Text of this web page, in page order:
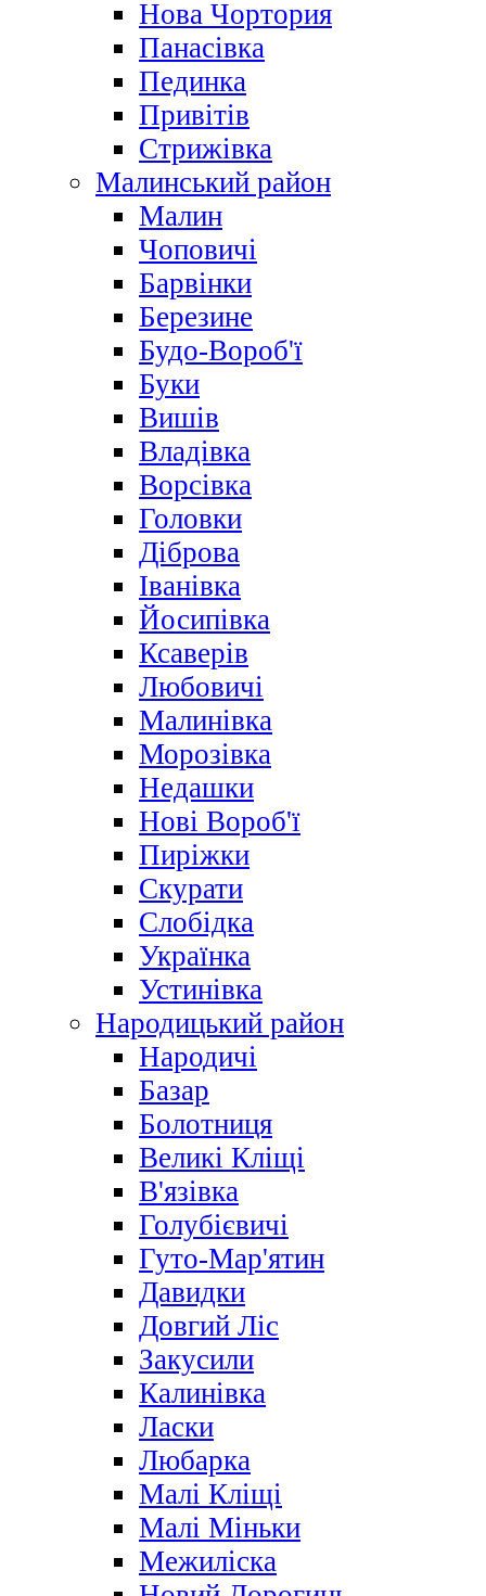
Нова Чортория
Панасівка
Пединка
Привітів
Стрижівка
Малинський район
Малин
Чоповичі
Барвінки
Березине
Будо-Вороб'ї
Буки
Вишів
Владівка
Ворсівка
Головки
Діброва
Іванівка
Йосипівка
Ксаверів
Любовичі
Малинівка
Морозівка
Недашки
Нові Вороб'ї
Пиріжки
Скурати
Слобідка
Українка
Устинівка
Народицький район
Народичі
Базар
Болотниця
Великі Кліщі
В'язівка
Голубієвичі
Гуто-Мар'ятин
Давидки
Довгий Ліс
Закусили
Калинівка
Ласки
Любарка
Малі Кліщі
Малі Міньки
Межиліска